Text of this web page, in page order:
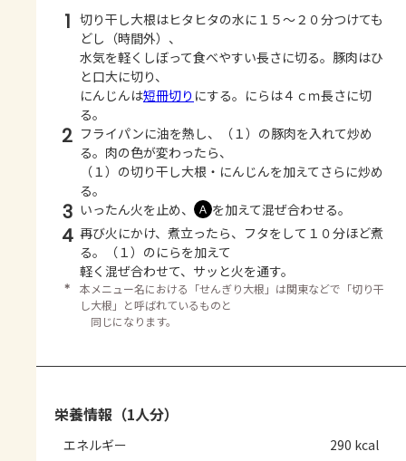
1 切り干し大根はヒタヒタの水に１５～２０分つけても
どし（時間外）、
水気を軽くしぼって食べやすい長さに切る。豚肉はひ
と口大に切り、
にんじんは短冊切り にする。にらは４ｃｍ長さに切
る。
2 フライパンに油を熱し、（１）の豚肉を入れて炒め
る。肉の色が変わったら、
（１）の切り干し大根・にんじんを加えてさらに炒め
る。
3 いったん火を止め、 Ａ を加えて混ぜ合わせる。
4 再び火にかけ、煮立ったら、フタをして１０分ほど煮
る。（１）のにらを加えて
軽く混ぜ合わせて、サッと火を通す。
＊
本メニュー名における「せんぎり大根」は関東などで「切り干
し大根」と呼ばれているものと
同じになります。
栄養情報（1人分）
エネルギー 290 kcal